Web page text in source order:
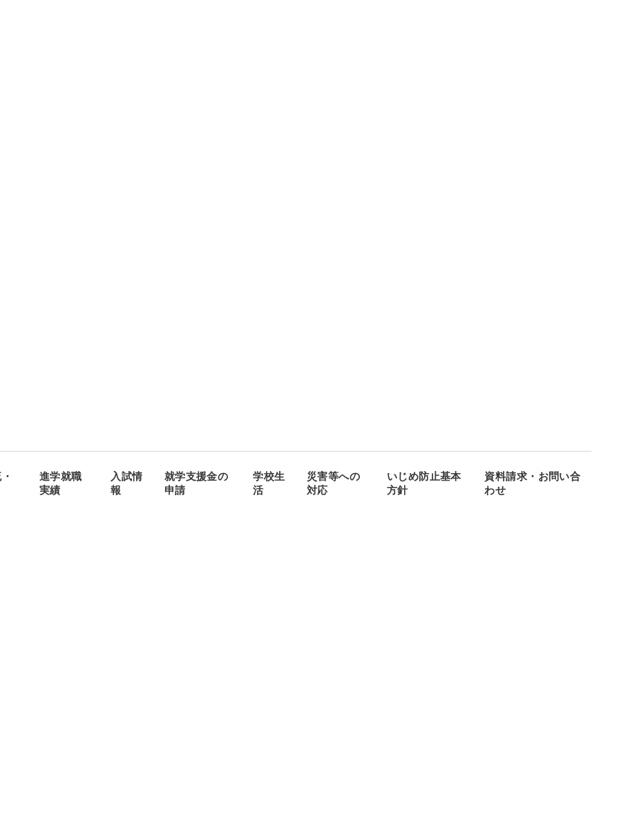
進学就職
実績
入試情
報
就学支援金の
申請
学校生
活
災害等への
対応
いじめ防止基本
方針
資料請求・お問い合
わせ